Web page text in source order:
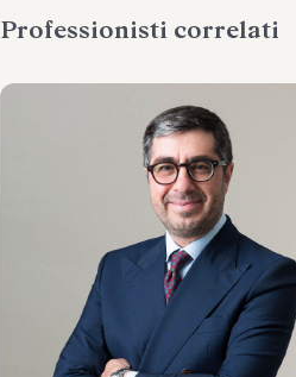
Professionisti correlati